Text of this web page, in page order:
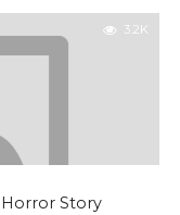
3.2K
Horror Story